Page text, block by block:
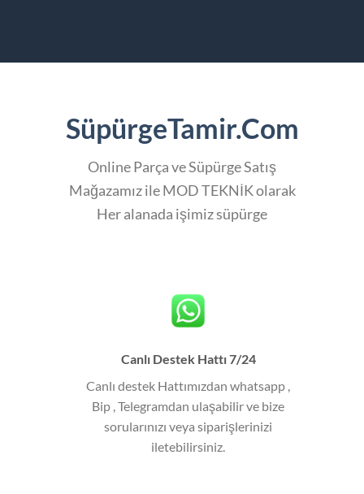
SüpürgeTamir.Com
Online Parça ve Süpürge Satış
Mağazamız ile MOD TEKNİK olarak
Her alanada işimiz süpürge
Canlı Destek Hattı 7/24
Canlı destek Hattımızdan whatsapp ,
Bip , Telegramdan ulaşabilir ve bize
sorularınızı veya siparişlerinizi
iletebilirsiniz.